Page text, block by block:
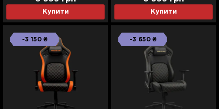
Купити Купити
-3 150 ₴ -3 650 ₴